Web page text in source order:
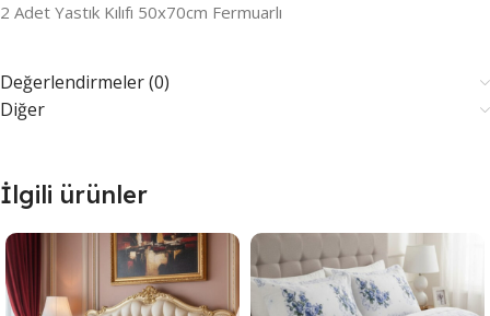
2 Adet Yastık Kılıfı 50x70cm Fermuarlı
Değerlendirmeler (0)
Diğer
İlgili ürünler